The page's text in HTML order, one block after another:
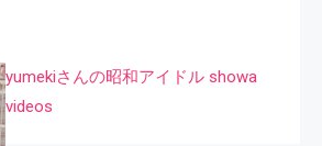
yumekiさんの昭和アイドル showa
videos